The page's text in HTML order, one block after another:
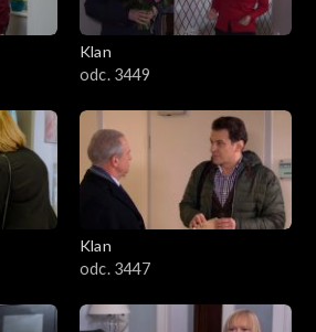
Klan
odc. 3449
Klan
odc. 3447